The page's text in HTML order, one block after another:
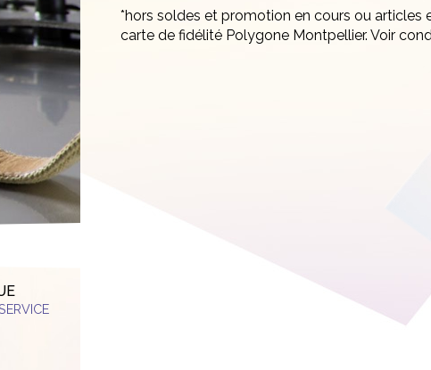
*hors soldes et promotion en cours ou articles
carte de fidélité Polygone Montpellier. Voir